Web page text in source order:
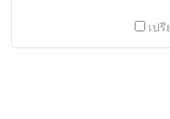
เปรี